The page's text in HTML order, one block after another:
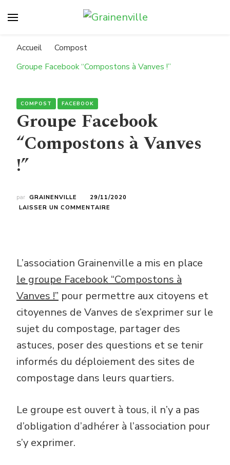
Accueil
Compost
Groupe Facebook “Compostons à Vanves !”
COMPOST FACEBOOK
Groupe Facebook
“Compostons à Vanves
!”
par GRAINENVILLE
29/11/2020
LAISSER UN COMMENTAIRE
VANVES
!”
L’association Grainenville a mis en place
le groupe Facebook “Compostons à
Vanves !” pour permettre aux citoyens et
citoyennes de Vanves de s’exprimer sur le
sujet du compostage, partager des
astuces, poser des questions et se tenir
informés du déploiement des sites de
compostage dans leurs quartiers.
Le groupe est ouvert à tous, il n’y a pas
d’obligation d’adhérer à l’association pour
s’y exprimer.